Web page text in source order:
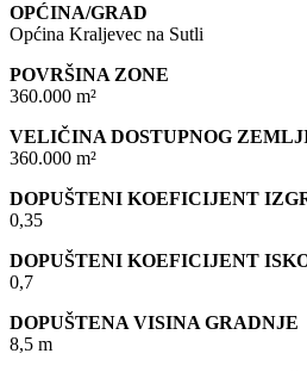
OPĆINA/GRAD
Općina Kraljevec na Sutli
POVRŠINA ZONE
360.000 m²
VELIČINA DOSTUPNOG
360.000 m²
DOPUŠTENI KOEFICIJENT
0,35
DOPUŠTENI KOEFICIJENT
0,7
DOPUŠTENA VISINA GRADNJE
8,5 m